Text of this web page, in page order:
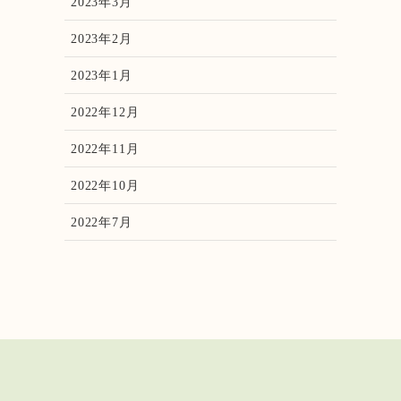
2023年2月
2023年1月
2022年12月
2022年11月
2022年10月
2022年7月